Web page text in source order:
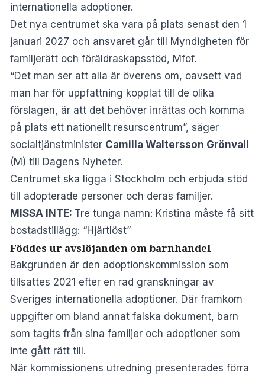
internationella adoptioner.
Det nya centrumet ska vara på plats senast den 1
januari 2027 och ansvaret går till Myndigheten för
familjerätt och föräldraskapsstöd, Mfof.
“Det man ser att alla är överens om, oavsett vad
man har för uppfattning kopplat till de olika
förslagen, är att det behöver inrättas och komma
på plats ett nationellt resurscentrum”, säger
socialtjänstminister Camilla Waltersson Grönvall
(M) till Dagens Nyheter.
Centrumet ska ligga i Stockholm och erbjuda stöd
till adopterade personer och deras familjer.
MISSA INTE: Tre tunga namn: Kristina måste få sitt
bostadstillägg: “Hjärtlöst”
Föddes ur avslöjanden om barnhandel
Bakgrunden är den adoptionskommission som
tillsattes 2021 efter en rad granskningar av
Sveriges internationella adoptioner. Där framkom
uppgifter om bland annat falska dokument, barn
som tagits från sina familjer och adoptioner som
inte gått rätt till.
När kommissionens utredning presenterades förra